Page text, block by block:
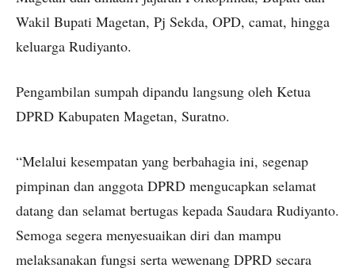
Wakil Bupati Magetan, Pj Sekda, OPD, camat, hingga
keluarga Rudiyanto.
Pengambilan sumpah dipandu langsung oleh Ketua
DPRD Kabupaten Magetan, Suratno.
“Melalui kesempatan yang berbahagia ini, segenap
pimpinan dan anggota DPRD mengucapkan selamat
datang dan selamat bertugas kepada Saudara Rudiyanto.
Semoga segera menyesuaikan diri dan mampu
melaksanakan fungsi serta wewenang DPRD secara